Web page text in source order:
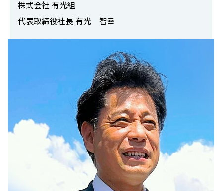
株式会社 有光組
代表取締役社長 有光 智幸